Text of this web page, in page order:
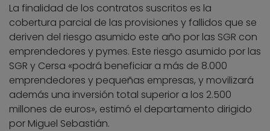
La finalidad de los contratos suscritos es la
cobertura parcial de las provisiones y fallidos que se
deriven del riesgo asumido este año por las SGR con
emprendedores y pymes. Este riesgo asumido por las
SGR y Cersa «podrá beneficiar a más de 8.000
emprendedores y pequeñas empresas, y movilizará
además una inversión total superior a los 2.500
millones de euros», estimó el departamento dirigido
por Miguel Sebastián.